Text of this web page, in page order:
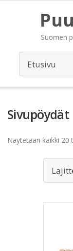
Suomen
Sivupöydät
Näytetään kaikki 20